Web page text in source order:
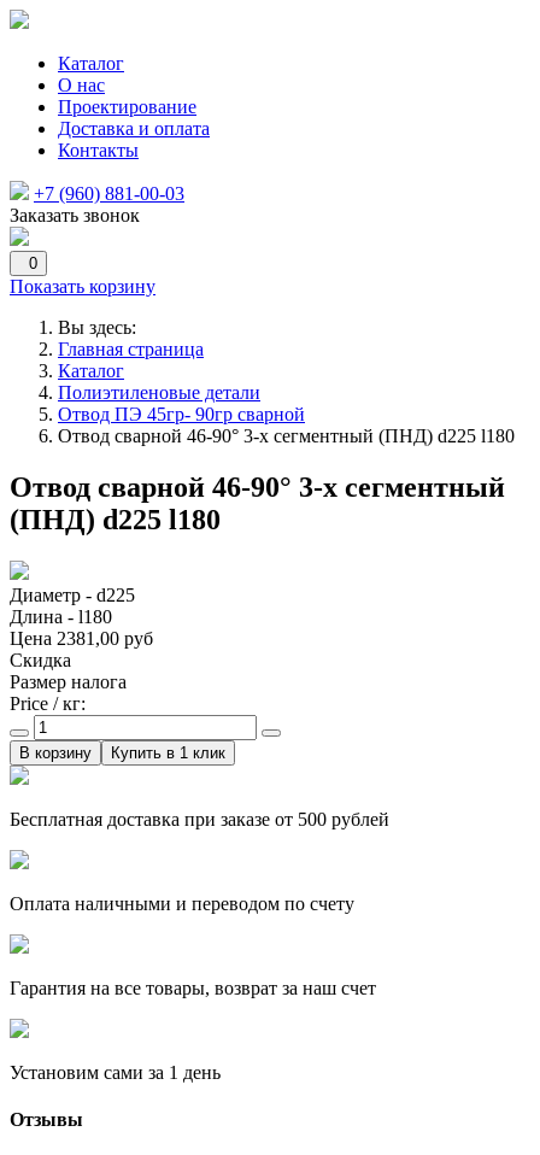
Каталог
О нас
Проектирование
Доставка и оплата
Контакты
+7 (960) 881-00-03
Заказать звонок
0
Показать корзину
Вы здесь:
Главная страница
Каталог
Полиэтиленовые детали
Отвод ПЭ 45гр- 90гр сварной
Отвод сварной 46-90° 3-х сегментный (ПНД) d225 l180
Отвод сварной 46-90° 3-х сегментный
(ПНД) d225 l180
Диаметр - d225
Длина - l180
Цена 2381,00 руб
Скидка
Размер налога
Price / кг:
Купить в 1 клик
Бесплатная доставка при заказе от 500 рублей
Оплата наличными и переводом по счету
Гарантия на все товары, возврат за наш счет
Установим сами за 1 день
Отзывы